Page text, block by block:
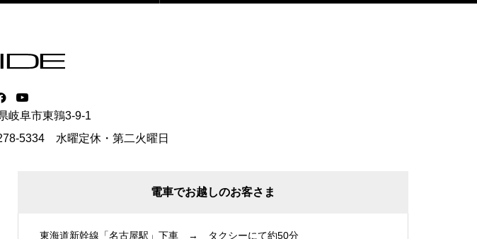
岐阜市東鶉3-9-1
5334 水曜定休・第二火曜日
電車でお越しのお客さま
東海道新幹線「名古屋駅」下車 → タクシーにて約50分